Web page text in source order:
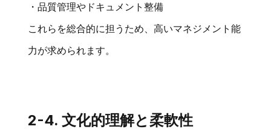
・品質管理やドキュメント整備
これらを総合的に担うため、高いマネジメント能
力が求められます。
2-4. 文化的理解と柔軟性